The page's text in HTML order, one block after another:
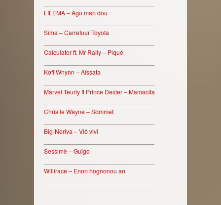
LILEMA – Ago man dou
Sima – Carrefour Toyota
Calculator ft. Mr Rally – Piqué
Kofi Whynn – Aïssata
Marvel Teurly ft Prince Dexter – Mamacita
Chris le Wayne – Sommet
Big-Neriva – Viô vivi
Sessimè – Guigo
Willirace – Enon hognonou an